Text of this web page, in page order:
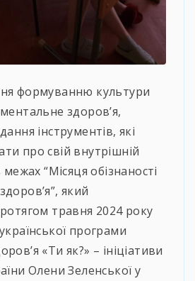
формуванню культури
здоров’я,
інструментів, які
про свій внутрішній
“Місяця обізнаності
який
травня 2024 року
програми
«Ти як?» – ініціативи
Олени Зеленської у